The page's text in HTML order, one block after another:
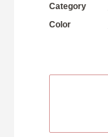
Category
Color